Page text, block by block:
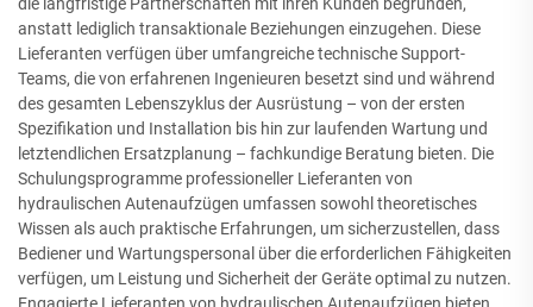
anstatt lediglich transaktionale Beziehungen einzugehen. Diese
Lieferanten verfügen über umfangreiche technische Support-
Teams, die von erfahrenen Ingenieuren besetzt sind und während
des gesamten Lebenszyklus der Ausrüstung – von der ersten
Spezifikation und Installation bis hin zur laufenden Wartung und
letztendlichen Ersatzplanung – fachkundige Beratung bieten. Die
Schulungsprogramme professioneller Lieferanten von
hydraulischen Autenaufzügen umfassen sowohl theoretisches
Wissen als auch praktische Erfahrungen, um sicherzustellen, dass
Bediener und Wartungspersonal über die erforderlichen Fähigkeiten
verfügen, um Leistung und Sicherheit der Geräte optimal zu nutzen.